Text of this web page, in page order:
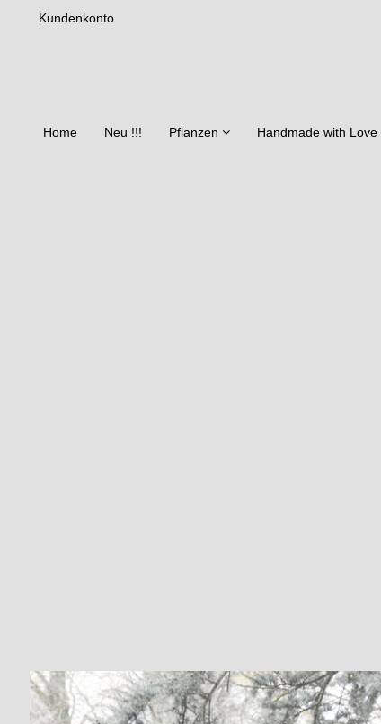
Kundenkonto
Home Neu !!! Pflanzen Handmade with Love